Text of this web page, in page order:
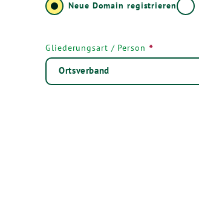
Neue Domain registrieren
Gliederungsart / Person *